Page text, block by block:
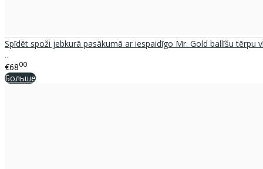
Spīdēt spoži jebkurā pasākumā ar iespaidīgo Mr. Gold ballīšu tērpu
..
€6800
Больше